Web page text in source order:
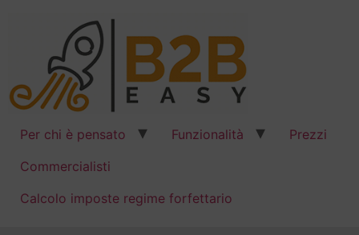
Per chi è pensato Funzionalità
Prezzi
Commercialisti
Calcolo imposte regime forfettario